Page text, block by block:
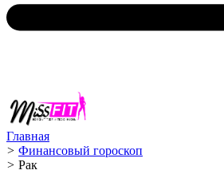
Главная
> Финансовый гороскоп
> Рак ️